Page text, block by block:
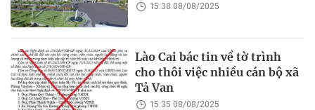
15:38 08/08/2025
Lào Cai bác tin về tờ trình
cho thôi việc nhiều cán bộ xã
Tả Van
15:35 08/08/2025